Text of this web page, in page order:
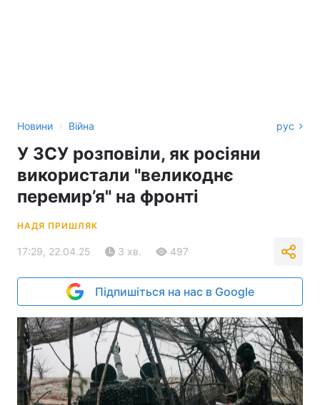
Новини › Війна рус
У ЗСУ розповіли, як росіяни
використали "великоднє
перемир’я" на фронті
НАДЯ ПРИШЛЯК
17:29, 22.04.25 3 хв. 497
Підпишіться на нас в Google